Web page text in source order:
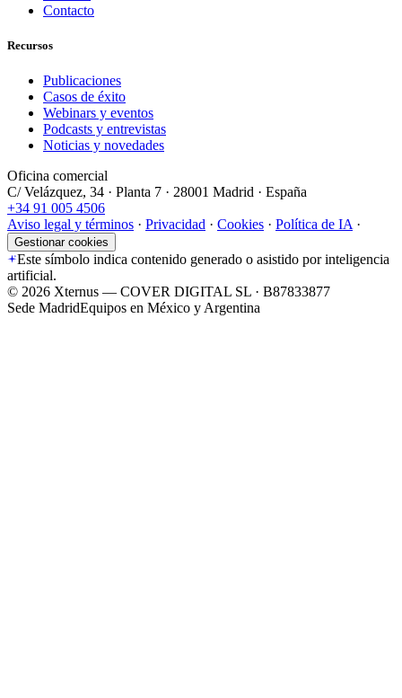
Contacto
Recursos
Publicaciones
Casos de éxito
Webinars y eventos
Podcasts y entrevistas
Noticias y novedades
Oficina comercial
C/ Velázquez, 34 · Planta 7 · 28001 Madrid · España
+34 91 005 4506
Aviso legal y términos · Privacidad · Cookies · Política de IA ·
Gestionar cookies
Este símbolo indica contenido generado o asistido por inteligencia
artificial.
© 2026 Xternus — COVER DIGITAL SL · B87833877
Sede MadridEquipos en México y Argentina